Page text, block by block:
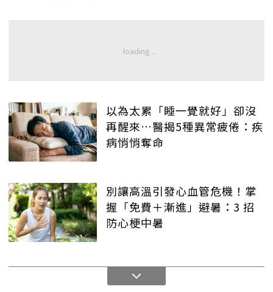
以為太累「睡一覺就好」卻沒
再醒來…醫揭5種異常疲倦：疾
病悄悄奪命
別讓高溫引發心血管危機！掌
握「免費＋漸進」避暑：3 招
防心梗中暑